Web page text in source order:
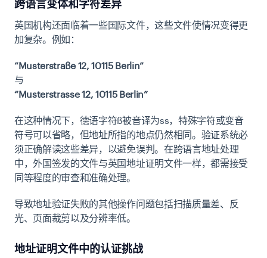
跨语言变体和字符差异
英国机构还面临着一些国际文件，这些文件使情况变得更
加复杂。例如：
“Musterstraße 12, 10115 Berlin”
与
“Musterstrasse 12, 10115 Berlin”
在这种情况下，德语字符ß被音译为ss，特殊字符或变音
符号可以省略，但地址所指的地点仍然相同。验证系统必
须正确解读这些差异，以避免误判。在跨语言地址处理
中，外国签发的文件与英国地址证明文件一样，都需接受
同等程度的审查和准确处理。
导致地址验证失败的其他操作问题包括扫描质量差、反
光、页面裁剪以及分辨率低。
地址证明文件中的认证挑战